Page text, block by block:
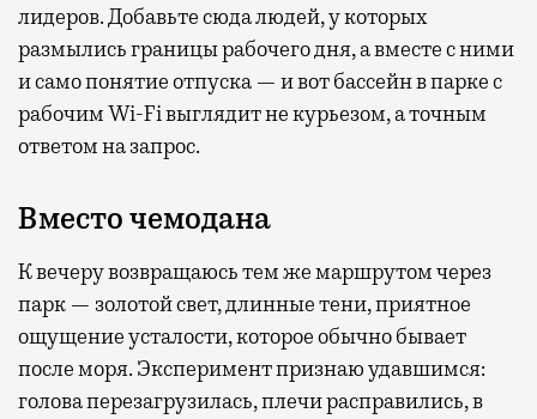
лидеров. Добавьте сюда людей, у которых
размылись границы рабочего дня, а вместе с ними
и само понятие отпуска — и вот бассейн в парке с
рабочим Wi-Fi выглядит не курьезом, а точным
ответом на запрос.
Вместо чемодана
К вечеру возвращаюсь тем же маршрутом через
парк — золотой свет, длинные тени, приятное
ощущение усталости, которое обычно бывает
после моря. Эксперимент признаю удавшимся:
голова перезагрузилась, плечи расправились, в